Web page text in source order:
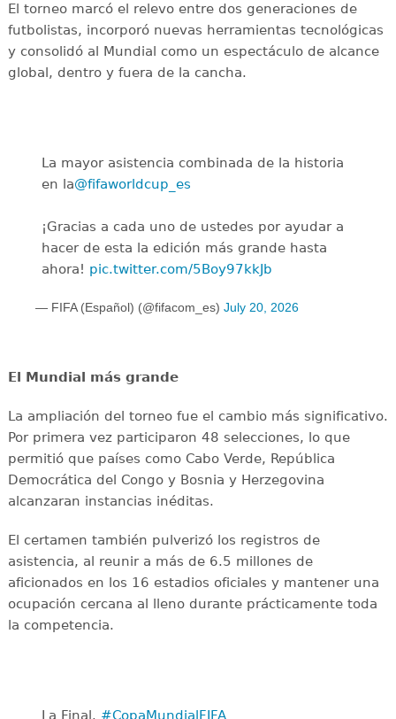
El torneo marcó el relevo entre dos generaciones de
futbolistas, incorporó nuevas herramientas tecnológicas
y consolidó al Mundial como un espectáculo de alcance
global, dentro y fuera de la cancha.
La mayor asistencia combinada de la historia
en la@fifaworldcup_es
¡Gracias a cada uno de ustedes por ayudar a
hacer de esta la edición más grande hasta
ahora! pic.twitter.com/5Boy97kkJb
— FIFA (Español) (@fifacom_es) July 20, 2026
El Mundial más grande
La ampliación del torneo fue el cambio más significativo.
Por primera vez participaron 48 selecciones, lo que
permitió que países como Cabo Verde, República
Democrática del Congo y Bosnia y Herzegovina
alcanzaran instancias inéditas.
El certamen también pulverizó los registros de
asistencia, al reunir a más de 6.5 millones de
aficionados en los 16 estadios oficiales y mantener una
ocupación cercana al lleno durante prácticamente toda
la competencia.